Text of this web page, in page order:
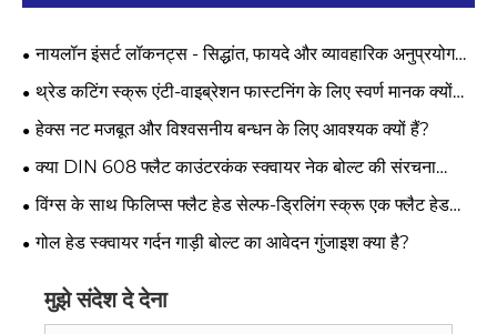
नायलॉन इंसर्ट लॉकनट्स - सिद्धांत, फायदे और व्यावहारिक अनुप्रयोग
गाइड
थ्रेड कटिंग स्क्रू एंटी-वाइब्रेशन फास्टनिंग के लिए स्वर्ण मानक क्यों
बन रहे हैं?
हेक्स नट मजबूत और विश्वसनीय बन्धन के लिए आवश्यक क्यों हैं?
क्या DIN 608 फ्लैट काउंटरकंक स्क्वायर नेक बोल्ट की संरचना
स्वचालित विधानसभा को प्रभावित करती है?
विंग्स के साथ फिलिप्स फ्लैट हेड सेल्फ-ड्रिलिंग स्क्रू एक फ्लैट हेड
डिज़ाइन को क्यों अपनाते हैं?
गोल हेड स्क्वायर गर्दन गाड़ी बोल्ट का आवेदन गुंजाइश क्या है?
मुझे संदेश दे देना